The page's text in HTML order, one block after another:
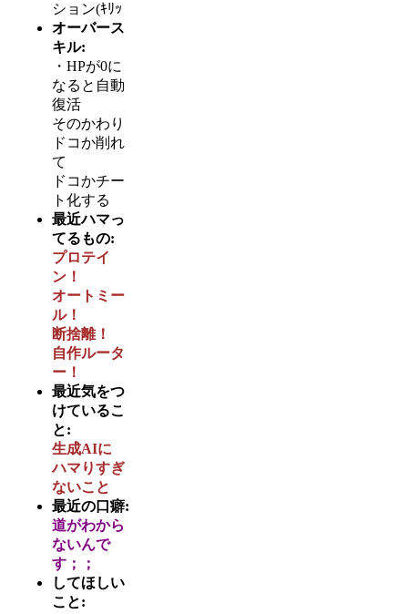
ション(ｷﾘｯ
オーバース
キル:
・HPが0に
なると自動
復活
そのかわり
ドコか削れ
て
ドコかチー
ト化する
最近ハマっ
てるもの:
プロテイ
ン！
オートミー
ル！
断捨離！
自作ルータ
ー！
最近気をつ
けているこ
と:
生成AIに
ハマりすぎ
ないこと
最近の口癖:
道がわから
ないんで
す；；
してほしい
こと: